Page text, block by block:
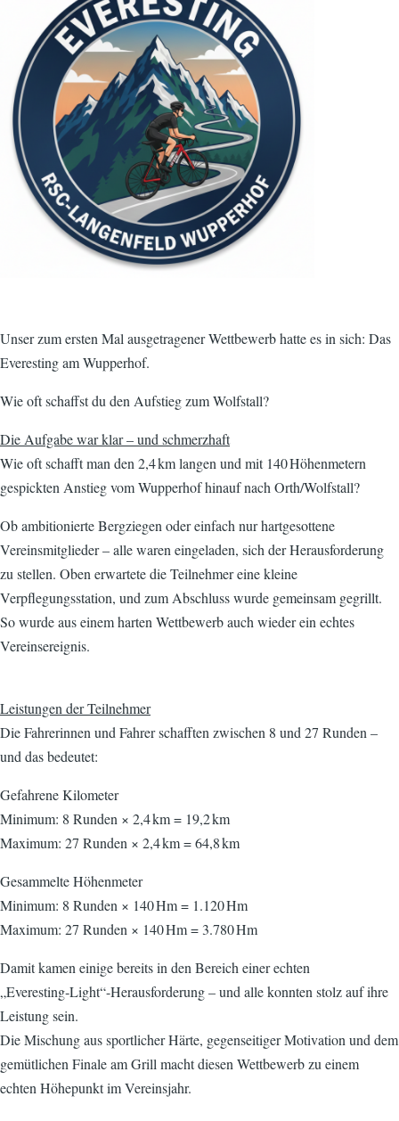
Unser zum ersten Mal ausgetragener Wettbewerb hatte es in sich: Das
Everesting am Wupperhof.
Wie oft schaffst du den Aufstieg zum Wolfstall?
Die Aufgabe war klar – und schmerzhaft
Wie oft schafft man den 2,4 km langen und mit 140 Höhenmetern
gespickten Anstieg vom Wupperhof hinauf nach Orth/Wolfstall?
Ob ambitionierte Bergziegen oder einfach nur hartgesottene
Vereinsmitglieder – alle waren eingeladen, sich der Herausforderung
zu stellen. Oben erwartete die Teilnehmer eine kleine
Verpflegungsstation, und zum Abschluss wurde gemeinsam gegrillt.
So wurde aus einem harten Wettbewerb auch wieder ein echtes
Vereinsereignis.
Leistungen der Teilnehmer
Die Fahrerinnen und Fahrer schafften zwischen 8 und 27 Runden –
und das bedeutet:
Gefahrene Kilometer
Minimum: 8 Runden × 2,4 km = 19,2 km
Maximum: 27 Runden × 2,4 km = 64,8 km
Gesammelte Höhenmeter
Minimum: 8 Runden × 140 Hm = 1.120 Hm
Maximum: 27 Runden × 140 Hm = 3.780 Hm
Damit kamen einige bereits in den Bereich einer echten
„Everesting‑Light“-Herausforderung – und alle konnten stolz auf ihre
Leistung sein.
Die Mischung aus sportlicher Härte, gegenseitiger Motivation und dem
gemütlichen Finale am Grill macht diesen Wettbewerb zu einem
echten Höhepunkt im Vereinsjahr.